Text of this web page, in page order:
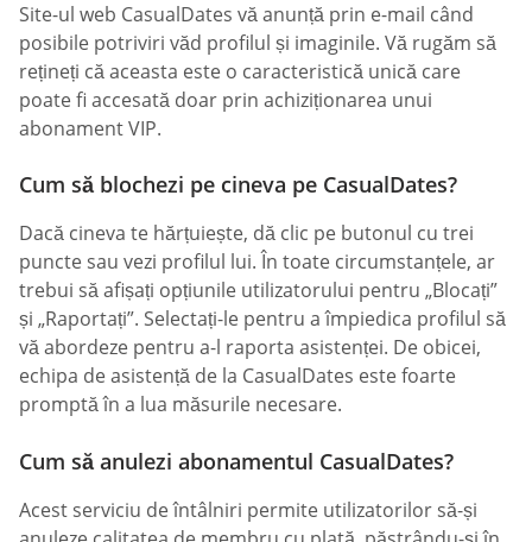
Site-ul web СasualDates vă anunță prin e-mail când
posibile potriviri văd profilul și imaginile. Vă rugăm să
rețineți că aceasta este o caracteristică unică care
poate fi accesată doar prin achiziționarea unui
abonament VIP.
Cum să blochezi pe cineva pe СasualDates?
Dacă cineva te hărțuiește, dă clic pe butonul cu trei
puncte sau vezi profilul lui. În toate circumstanțele, ar
trebui să afișați opțiunile utilizatorului pentru „Blocați”
și „Raportați”. Selectați-le pentru a împiedica profilul să
vă abordeze pentru a-l raporta asistenței. De obicei,
echipa de asistență de la CasualDates este foarte
promptă în a lua măsurile necesare.
Cum să anulezi abonamentul СasualDates?
Acest serviciu de întâlniri permite utilizatorilor să-și